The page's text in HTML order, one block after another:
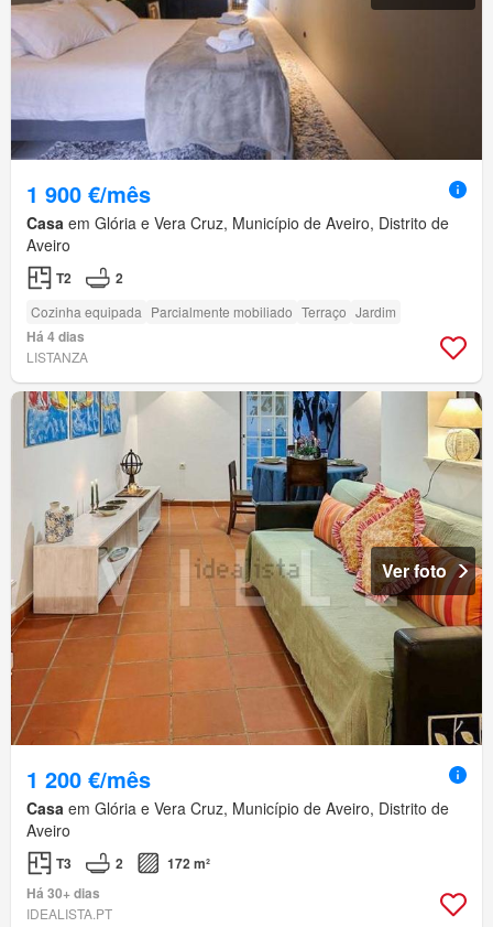
1 900 €/mês
Casa em Glória e Vera Cruz, Município de Aveiro, Distrito de
Aveiro
T2 2
Cozinha equipada Parcialmente mobiliado Terraço Jardim
Há 4 dias
LISTANZA
Ver foto
1 200 €/mês
Casa em Glória e Vera Cruz, Município de Aveiro, Distrito de
Aveiro
T3 2
172 m²
Há 30+ dias
IDEALISTA.PT